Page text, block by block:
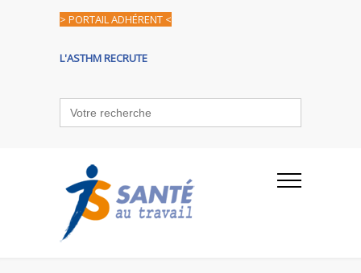
> PORTAIL ADHÉRENT <
L'ASTHM RECRUTE
Search
for: